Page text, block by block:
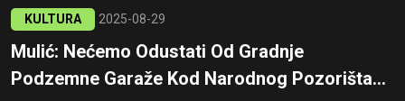
KULTURA 2025-08-29
Mulić: Nećemo Odustati Od Gradnje
Podzemne Garaže Kod Narodnog Pozorišta...